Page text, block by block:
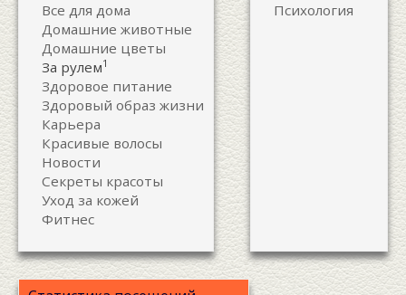
Все для дома
Домашние животные
Домашние цветы
За рулем1
Здоровое питание
Здоровый образ жизни
Карьера
Красивые волосы
Новости
Секреты красоты
Уход за кожей
Фитнес
Психология